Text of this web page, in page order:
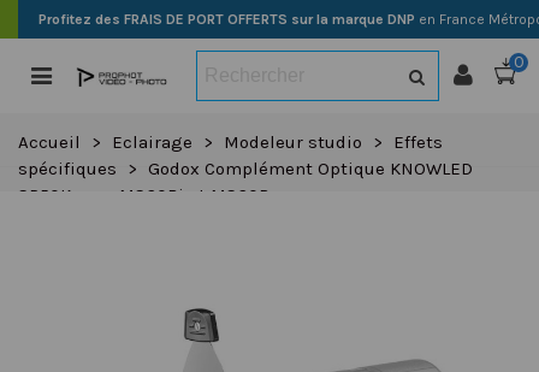
Profitez des FRAIS DE PORT OFFERTS sur la marque DNP en France
0
Accueil > Eclairage > Modeleur studio >
Effets
spécifiques
> Godox Complément Optique KNOWLED
SP50K pour MS60Bi et MS60R